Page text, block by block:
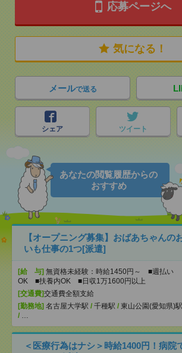
応募ページへ
気になる！
メールで送る
シェア ツイート
あなたの閲覧履歴からの
おすすめ
【オープニング募集】おばあちゃんの
いも仕事の1つ[派遣]
[給 与] 無資格未経験：時給1450円～ ■週払い
OK ■扶養内OK ■日収1万1600円以上
[交通費]交通費全額支給
[勤務地] 名古屋大学駅 / 千種駅 / 東山公園(愛知県)駅
/ …
＜医療行為はナシ＞時給1400円！病院